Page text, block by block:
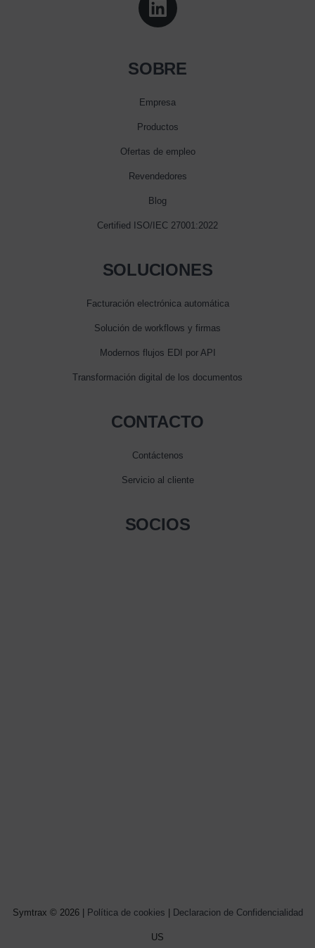
SOBRE
Empresa
Productos
Ofertas de empleo
Revendedores
Blog
Certified ISO/IEC 27001:2022
SOLUCIONES
Facturación electrónica automática
Solución de workflows y firmas
Modernos flujos EDI por API
Transformación digital de los documentos
CONTACTO
Contáctenos
Servicio al cliente
SOCIOS
Symtrax © 2026 | Política de cookies | Declaracion de Confidencialidad
US